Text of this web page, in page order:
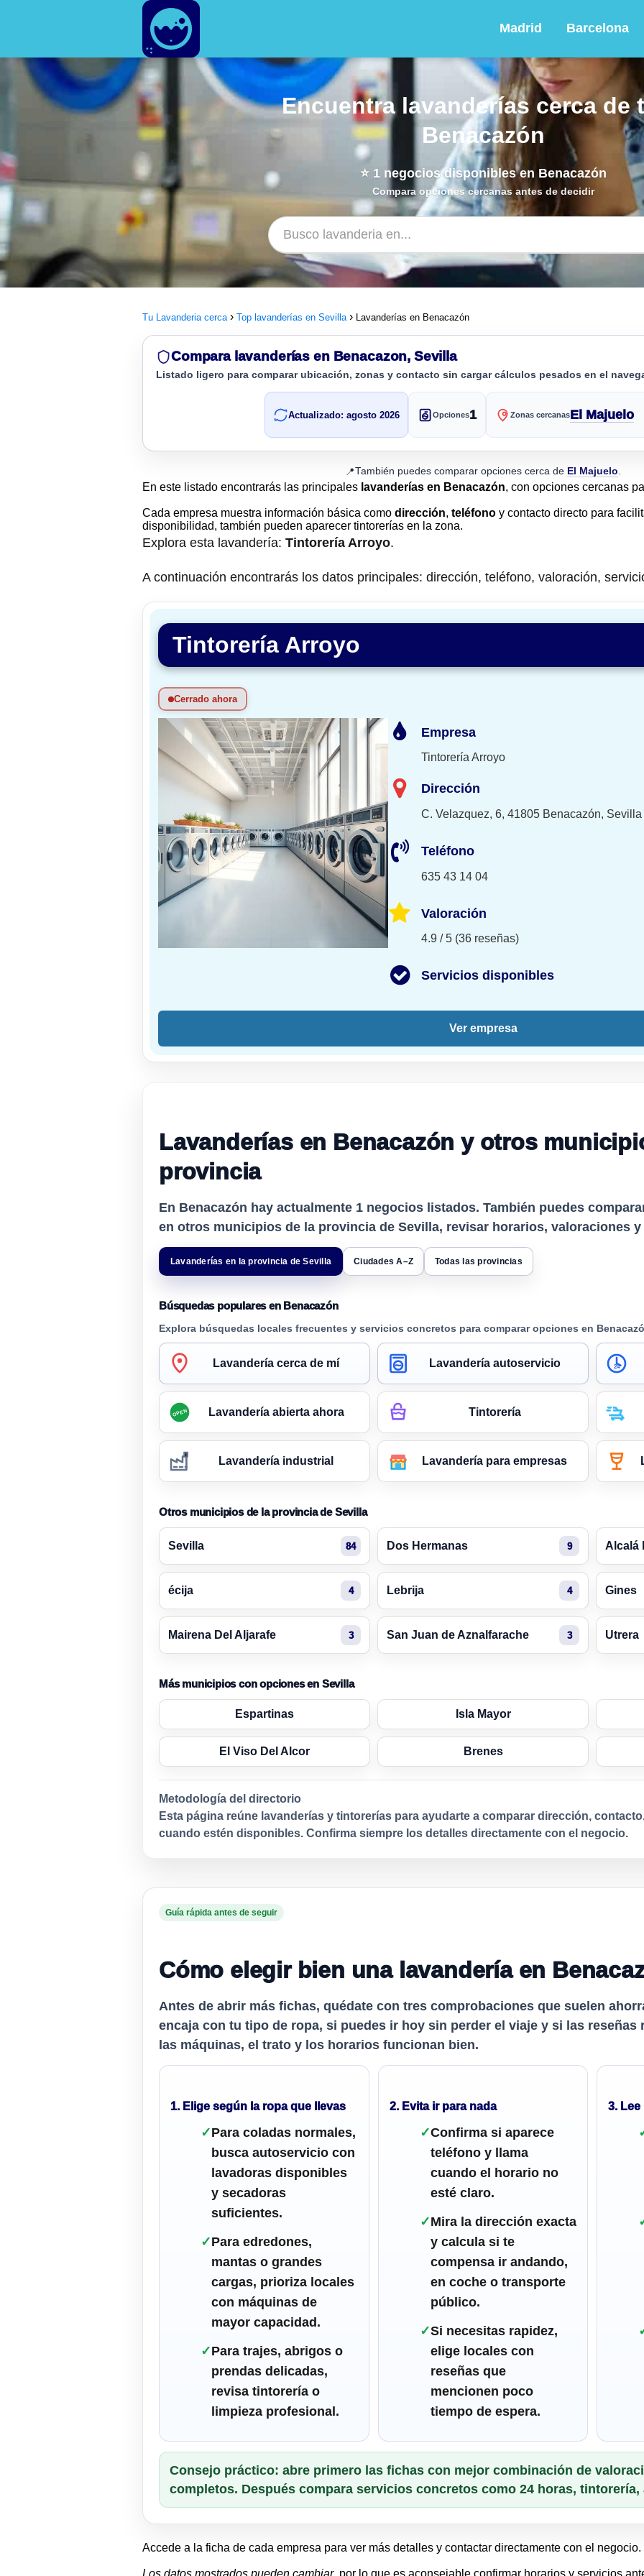
Madrid Barcelona
Encuentra lavanderías cerca de
Benacazón
⭐ 1negocios disponibles en Benacazón
Compara opciones cercanas antes de decidir
Tu Lavanderia cerca Top lavanderías en Sevilla Lavanderías en Benacazón
Compara lavanderías en Benacazon, Sevilla
Listado ligero para comparar ubicación, zonas y contacto sin cargar cálculos pesados en el
Actualizado: agosto 2026 Opciones1 Zonas cercanasEl Majuelo
📍También puedes comparar opciones cerca de El Majuelo.
En este listado encontrarás las principales lavanderías en Benacazón, con opciones cercanas
Cada empresa muestra información básica como dirección, teléfono y contacto directo para
disponibilidad, también pueden aparecer tintorerías en la zona.
Explora esta lavandería: Tintorería Arroyo.
A continuación encontrarás los datos principales: dirección, teléfono, valoración,
Tintorería Arroyo
Cerrado ahora
Empresa
Tintorería Arroyo
Dirección
C. Velazquez, 6, 41805 Benacazón, Sevilla
Teléfono
635 43 14 04
Valoración
4.9 / 5 (36 reseñas)
Servicios disponibles
Ver empresa
Lavanderías en Benacazón y otros
provincia
En Benacazón hay actualmente 1 negocios listados. También puedes
en otros municipios de la provincia de Sevilla, revisar horarios, valoraciones
Lavanderías en la provincia de Sevilla Ciudades A–Z Todas las provincias
Búsquedas populares en Benacazón
Explora búsquedas locales frecuentes y servicios concretos para comparar opciones en
Lavandería cerca de mí Lavandería autoservicio 24
OPEN Lavandería abierta ahora Tintorería
Lavandería industrial Lavandería para empresas
Otros municipios de la provincia de Sevilla
Sevilla 84 Dos Hermanas 9 Alcalá
écija 4 Lebrija 4 Gines
Mairena Del Aljarafe 3 San Juan de Aznalfarache 3 Utrera
Más municipios con opciones en Sevilla
Espartinas Isla Mayor
El Viso Del Alcor Brenes
Metodología del directorio
Esta página reúne lavanderías y tintorerías para ayudarte a comparar dirección,
cuando estén disponibles. Confirma siempre los detalles directamente con el negocio.
Guía rápida antes de seguir
Cómo elegir bien una lavandería en
Antes de abrir más fichas, quédate con tres comprobaciones que suelen
encaja con tu tipo de ropa, si puedes ir hoy sin perder el viaje y si las reseñas
las máquinas, el trato y los horarios funcionan bien.
1. Elige según la ropa que llevas
✓Para coladas normales,
busca autoservicio con
lavadoras disponibles
y secadoras
suficientes.
✓Para edredones,
mantas o grandes
cargas, prioriza locales
con máquinas de
mayor capacidad.
✓Para trajes, abrigos o
prendas delicadas,
revisa tintorería o
limpieza profesional.
2. Evita ir para nada
✓Confirma si aparece
teléfono y llama
cuando el horario no
esté claro.
✓Mira la dirección exacta
y calcula si te
compensa ir andando,
en coche o transporte
público.
✓Si necesitas rapidez,
elige locales con
reseñas que
mencionen poco
tiempo de espera.
3.
Consejo práctico: abre primero las fichas con mejor combinación de
completos. Después compara servicios concretos como 24 horas,
Accede a la ficha de cada empresa para ver más detalles y contactar directamente con el negocio.